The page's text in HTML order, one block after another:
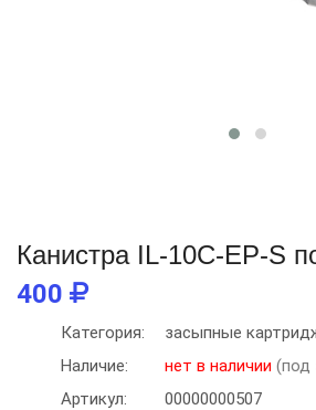
Канистра IL-10C-EP-S
400
Категория:
засыпные
Наличие:
нет в наличии (под
Артикул:
00000000507